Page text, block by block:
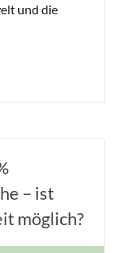
und die
– ist
möglich?